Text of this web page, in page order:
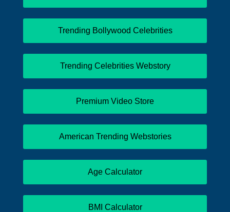
Trending Bollywood Celebrities
Trending Celebrities Webstory
Premium Video Store
American Trending Webstories
Age Calculator
BMI Calculator